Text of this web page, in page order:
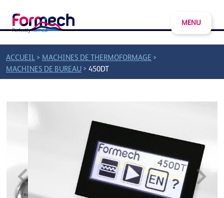
MENU
ACCUEIL > MACHINES DE THERMOFORMAGE >
MACHINES DE BUREAU > 450DT
Machines de bureau
450DT
Previous Next